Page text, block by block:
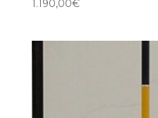
1.190,00€